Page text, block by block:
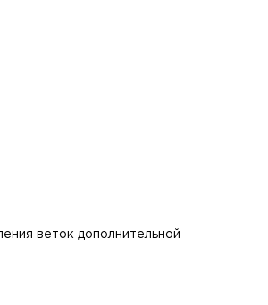
веток дополнительной